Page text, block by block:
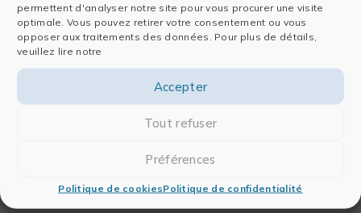
permettent d'analyser notre site pour vous procurer une visite
optimale. Vous pouvez retirer votre consentement ou vous
opposer aux traitements des données. Pour plus de détails,
veuillez lire notre
Accepter
Tout refuser
Préférences
Politique de cookiesPolitique de confidentialité